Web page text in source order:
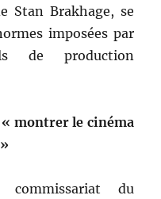
Stan Brakhage, se
imposées par
de production
« montrer le cinéma
»
du